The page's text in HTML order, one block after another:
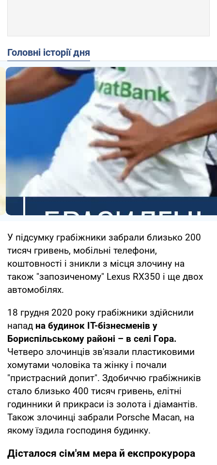
Головні історії дня
У підсумку грабіжники забрали близько 200
тисяч гривень, мобільні телефони,
коштовності і зникли з місця злочину на
також "запозиченому" Lexus RX350 і ще двох
автомобілях.
18 грудня 2020 року грабіжники здійснили
напад на будинок IT-бізнесменів у
Бориспільському районі – в селі Гора.
Четверо злочинців зв'язали пластиковими
хомутами чоловіка та жінку і почали
"пристрасний допит". Здобиччю грабіжників
стало близько 400 тисяч гривень, елітні
годинники й прикраси із золота і діамантів.
Також злочинці забрали Porsche Macan, на
якому їздила господиня будинку.
Дісталося сім'ям мера й експрокурора